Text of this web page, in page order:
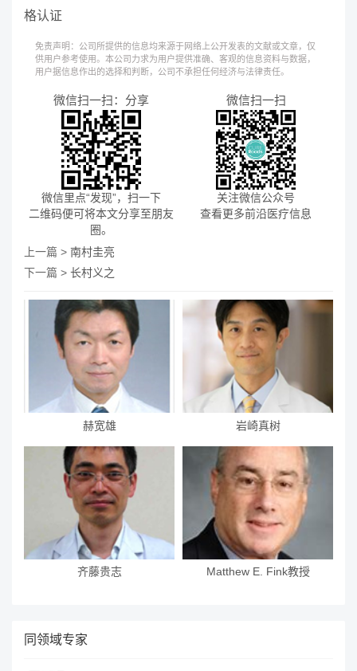
格认证
免责声明：公司所提供的信息均来源于网络上公开发表的文献或文章，仅
供用户参考使用。本公司力求为用户提供准确、客观的信息资料与数据，
用户据信息作出的选择和判断，公司不承担任何经济与法律责任。
微信扫一扫：分享
微信里点“发现”，扫一下
二维码便可将本文分享至朋友
圈。
微信扫一扫
关注微信公众号
查看更多前沿医疗信息
上一篇 > 南村圭亮
下一篇 > 长村义之
赫宽雄 岩崎真树
齐藤贵志 Matthew E. Fink教授
同领域专家